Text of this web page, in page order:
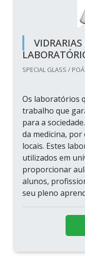
SPECIAL GLASS /
Os laboratórios
trabalho que
para a
da medicina,
locais. Estes
utilizados em
proporcionar
alunos,
seu pleno